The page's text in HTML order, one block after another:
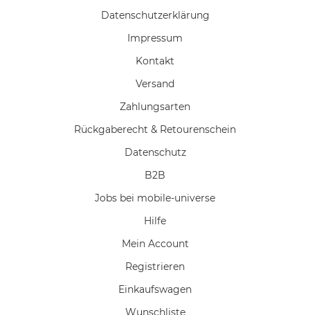
Daten­schutz­erklärung
Impressum
Kontakt
Versand
Zahlungsarten
Rückgaberecht & Retourenschein
Datenschutz
B2B
Jobs bei mobile-universe
Hilfe
Mein Account
Registrieren
Einkaufswagen
Wunschliste